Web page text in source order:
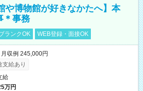
や博物館が好きなかたへ】本
＊事務
ランクOK WEB登録・面接OK
収例 245,000円
支給あり
給
万円